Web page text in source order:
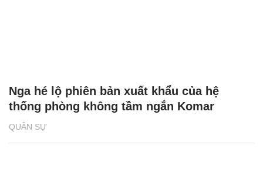
QUÂN SỰ
Nga hé lộ phiên bản xuất khẩu của hệ
thống phòng không tầm ngắn Komar